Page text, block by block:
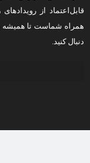
قابل‌اعتماد از
همراه شماست تا همیشه
دنبال کنید.